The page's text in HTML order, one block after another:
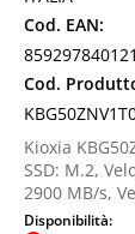
Cod. EAN:
Cod.
Kioxia
SSD: M.2,
2900 MB/s,
Disponibilità: